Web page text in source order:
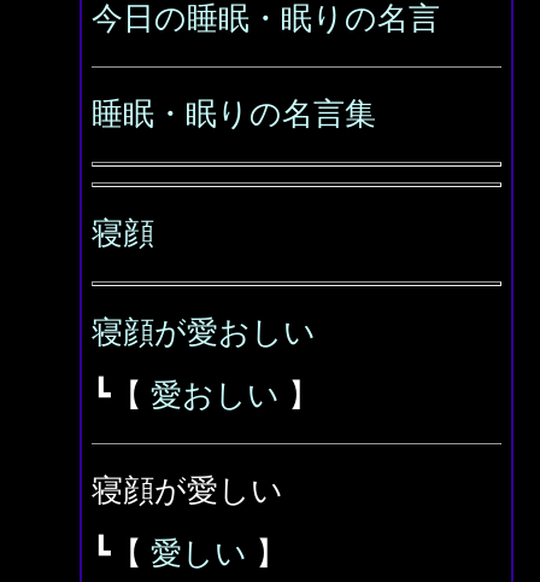
今日の睡眠・眠りの名言
睡眠・眠りの名言集
寝顔
寝顔が愛おしい
┗【 愛おしい 】
寝顔が愛しい
┗【 愛しい 】